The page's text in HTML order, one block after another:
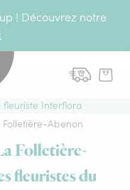
! Découvrez notre
fleuriste Interflora
Folletière-Abenon
Folletière-
fleuristes du